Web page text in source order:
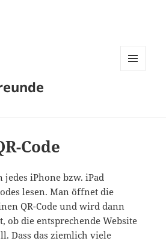
Code
iPhone bzw. iPad
lesen. Man öffnet die
QR-Code und wird dann
ob die entsprechende Website
Dass das ziemlich viele